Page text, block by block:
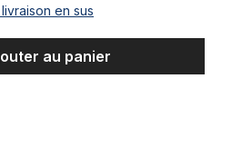
en sus
au panier
en plastique noir pour 24 - 29